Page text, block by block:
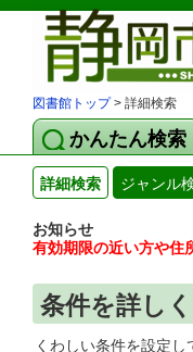
図書館トップ> 詳細検索
かんたん検索
詳細検索 ジャンル
お知らせ
有効期限の近い方や住
条件を詳し
くわしい条件を設定し